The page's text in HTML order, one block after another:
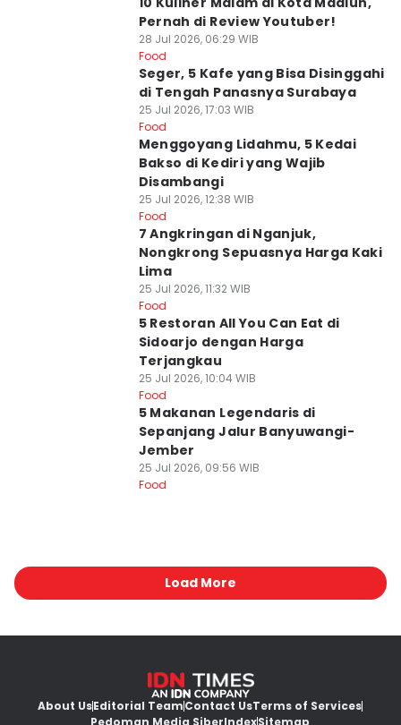
Pernah di Review Youtuber!
28 Jul 2026, 06:29 WIB
Food
Seger, 5 Kafe yang Bisa Disinggahi
di Tengah Panasnya Surabaya
25 Jul 2026, 17:03 WIB
Food
Menggoyang Lidahmu, 5 Kedai
Bakso di Kediri yang Wajib
Disambangi
25 Jul 2026, 12:38 WIB
Food
7 Angkringan di Nganjuk,
Nongkrong Sepuasnya Harga Kaki
Lima
25 Jul 2026, 11:32 WIB
Food
5 Restoran All You Can Eat di
Sidoarjo dengan Harga
Terjangkau
25 Jul 2026, 10:04 WIB
Food
5 Makanan Legendaris di
Sepanjang Jalur Banyuwangi-
Jember
25 Jul 2026, 09:56 WIB
Food
Load More
About UsEditorial TeamContact UsTerms of Services
Pedoman Media SiberIndexSitemap